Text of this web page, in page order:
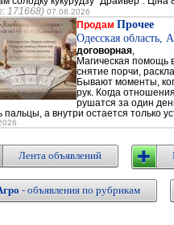
171668) 07.08.2026
Продам Прочее
Одесская область,
договорная
Магическая помощь
снятие порчи,
Бывают моменты,
рук. Когда
рушатся за один
пальцы, а внутри остается только
Лента объявлений
- объявления по рубрикам